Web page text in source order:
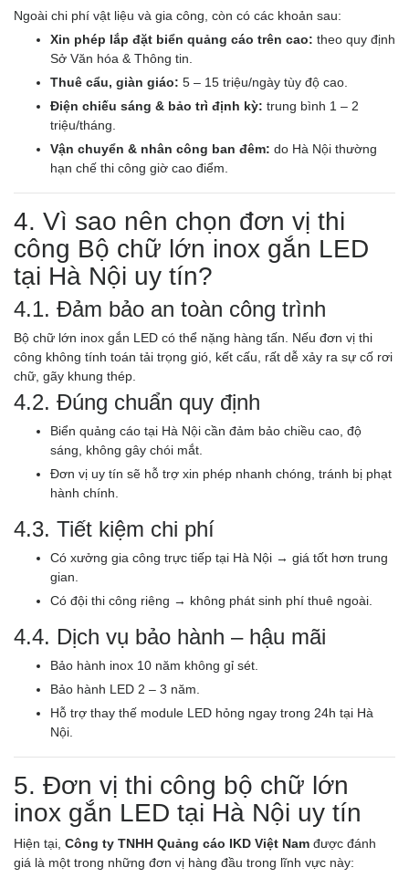
Ngoài chi phí vật liệu và gia công, còn có các khoản sau:
Xin phép lắp đặt biển quảng cáo trên cao: theo quy định
Sở Văn hóa & Thông tin.
Thuê cẩu, giàn giáo: 5 – 15 triệu/ngày tùy độ cao.
Điện chiếu sáng & bảo trì định kỳ: trung bình 1 – 2
triệu/tháng.
Vận chuyển & nhân công ban đêm: do Hà Nội thường
hạn chế thi công giờ cao điểm.
4. Vì sao nên chọn đơn vị thi
công Bộ chữ lớn inox gắn LED
tại Hà Nội uy tín?
4.1. Đảm bảo an toàn công trình
Bộ chữ lớn inox gắn LED có thể nặng hàng tấn. Nếu đơn vị thi
công không tính toán tải trọng gió, kết cấu, rất dễ xảy ra sự cố rơi
chữ, gãy khung thép.
4.2. Đúng chuẩn quy định
Biển quảng cáo tại Hà Nội cần đảm bảo chiều cao, độ
sáng, không gây chói mắt.
Đơn vị uy tín sẽ hỗ trợ xin phép nhanh chóng, tránh bị phạt
hành chính.
4.3. Tiết kiệm chi phí
Có xưởng gia công trực tiếp tại Hà Nội → giá tốt hơn trung
gian.
Có đội thi công riêng → không phát sinh phí thuê ngoài.
4.4. Dịch vụ bảo hành – hậu mãi
Bảo hành inox 10 năm không gỉ sét.
Bảo hành LED 2 – 3 năm.
Hỗ trợ thay thế module LED hỏng ngay trong 24h tại Hà
Nội.
5. Đơn vị thi công bộ chữ lớn
inox gắn LED tại Hà Nội uy tín
Hiện tại, Công ty TNHH Quảng cáo IKD Việt Nam được đánh
giá là một trong những đơn vị hàng đầu trong lĩnh vực này: